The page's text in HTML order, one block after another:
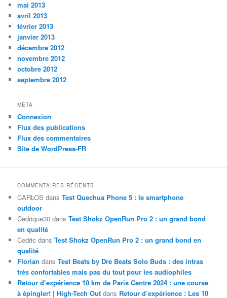
mai 2013
avril 2013
février 2013
janvier 2013
décembre 2012
novembre 2012
octobre 2012
septembre 2012
MÉTA
Connexion
Flux des publications
Flux des commentaires
Site de WordPress-FR
COMMENTAIRES RÉCENTS
CARLOS dansTest Quechua Phone 5 : le smartphone
outdoor
Cedrique30 dansTest Shokz OpenRun Pro 2 : un grand bond
en qualité
Cedric dansTest Shokz OpenRun Pro 2 : un grand bond en
qualité
Florian dansTest Beats by Dre Beats Solo Buds : des intras
très confortables mais pas du tout pour les audiophiles
Retour d’expérience 10 km de Paris Centre 2024 : une course
à épingler! | High-Tech Out dans Retour d’expérience : Les 10